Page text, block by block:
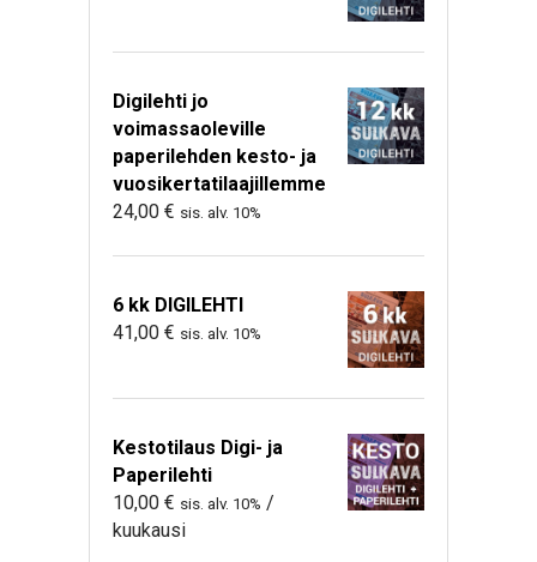
Digilehti jo
voimassaoleville
paperilehden kesto- ja
vuosikertatilaajillemme
24,00 € sis. alv. 10%
6 kk DIGILEHTI
41,00 € sis. alv. 10%
Kestotilaus Digi- ja
Paperilehti
10,00 € sis. alv. 10% /
kuukausi